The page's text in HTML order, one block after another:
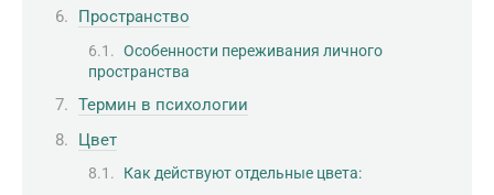
Пространство
Особенности переживания личного
пространства
Термин в психологии
Цвет
Как действуют отдельные цвета: